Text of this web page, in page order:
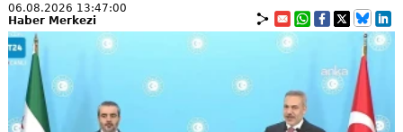
06.08.2026 13:47:00
Haber Merkezi